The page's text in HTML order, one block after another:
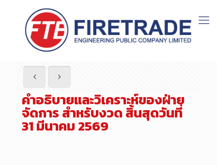
คำอธิบายและวิเคราะห์ของฝ่าย
จัดการ สำหรับงวด สิ้นสุดวันที่
31 มีนาคม 2569